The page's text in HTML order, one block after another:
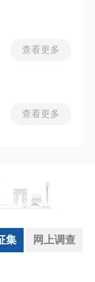
查看更多
查看更多
集 网上调查